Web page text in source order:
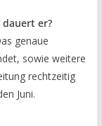
er?
genaue
sowie weitere
rechtzeitig
Juni.